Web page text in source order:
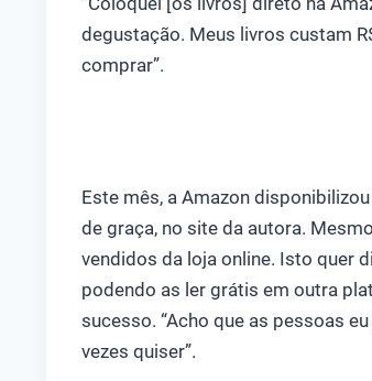
degustação. Meus livros custam
comprar”.
Este mês, a Amazon
de graça, no site da autora.
vendidos da loja online. Isto quer
podendo as ler grátis em outra
sucesso. “Acho que as pessoas
vezes quiser”.